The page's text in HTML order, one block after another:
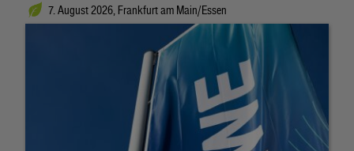
7. August 2026, Frankfurt am Main/Essen